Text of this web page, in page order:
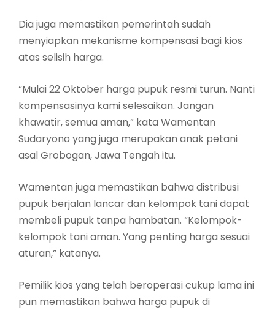
Dia juga memastikan pemerintah sudah
menyiapkan mekanisme kompensasi bagi kios
atas selisih harga.
“Mulai 22 Oktober harga pupuk resmi turun. Nanti
kompensasinya kami selesaikan. Jangan
khawatir, semua aman,” kata Wamentan
Sudaryono yang juga merupakan anak petani
asal Grobogan, Jawa Tengah itu.
Wamentan juga memastikan bahwa distribusi
pupuk berjalan lancar dan kelompok tani dapat
membeli pupuk tanpa hambatan. “Kelompok-
kelompok tani aman. Yang penting harga sesuai
aturan,” katanya.
Pemilik kios yang telah beroperasi cukup lama ini
pun memastikan bahwa harga pupuk di